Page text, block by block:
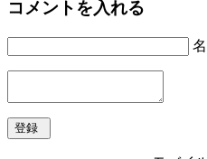
コメントを入れる